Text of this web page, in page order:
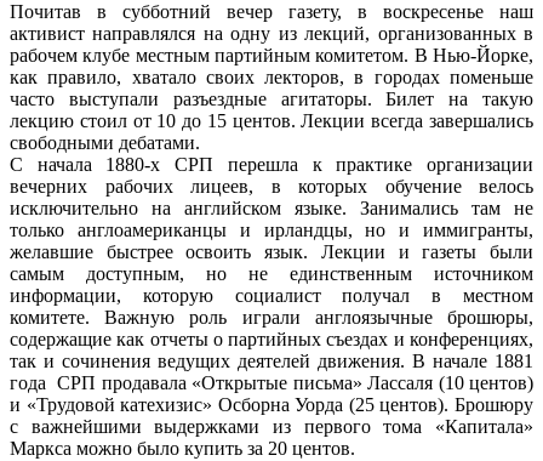
Почитав в субботний вечер газету, в воскресенье наш
активист направлялся на одну из лекций, организованных в
рабочем клубе местным партийным комитетом. В Нью-Йорке,
как правило, хватало своих лекторов, в городах поменьше
часто выступали разъездные агитаторы. Билет на такую
лекцию стоил от 10 до 15 центов. Лекции всегда завершались
свободными дебатами.
С начала 1880-х СРП перешла к практике организации
вечерних рабочих лицеев, в которых обучение велось
исключительно на английском языке. Занимались там не
только англоамериканцы и ирландцы, но и иммигранты,
желавшие быстрее освоить язык. Лекции и газеты были
самым доступным, но не единственным источником
информации, которую социалист получал в местном
комитете. Важную роль играли англоязычные брошюры,
содержащие как отчеты о партийных съездах и конференциях,
так и сочинения ведущих деятелей движения. В начале 1881
года СРП продавала «Открытые письма» Лассаля (10 центов)
и «Трудовой катехизис» Осборна Уорда (25 центов). Брошюру
с важнейшими выдержками из первого тома «Капитала»
Маркса можно было купить за 20 центов.